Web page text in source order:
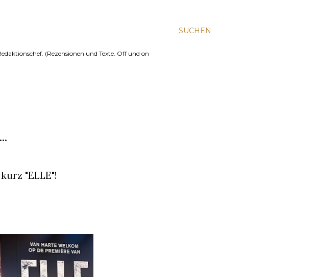
SUCHEN
(Rezensionen und Texte. Off und on
"ELLE"!